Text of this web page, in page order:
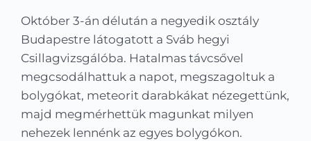
KRÉTA
Október 3-án délután a negyedik osztály
Budapestre látogatott a Sváb hegyi
Csillagvizsgálóba. Hatalmas távcsővel
megcsodálhattuk a napot, megszagoltuk a
bolygókat, meteorit darabkákat nézegettünk,
majd megmérhettük magunkat milyen
nehezek lennénk az egyes bolygókon.